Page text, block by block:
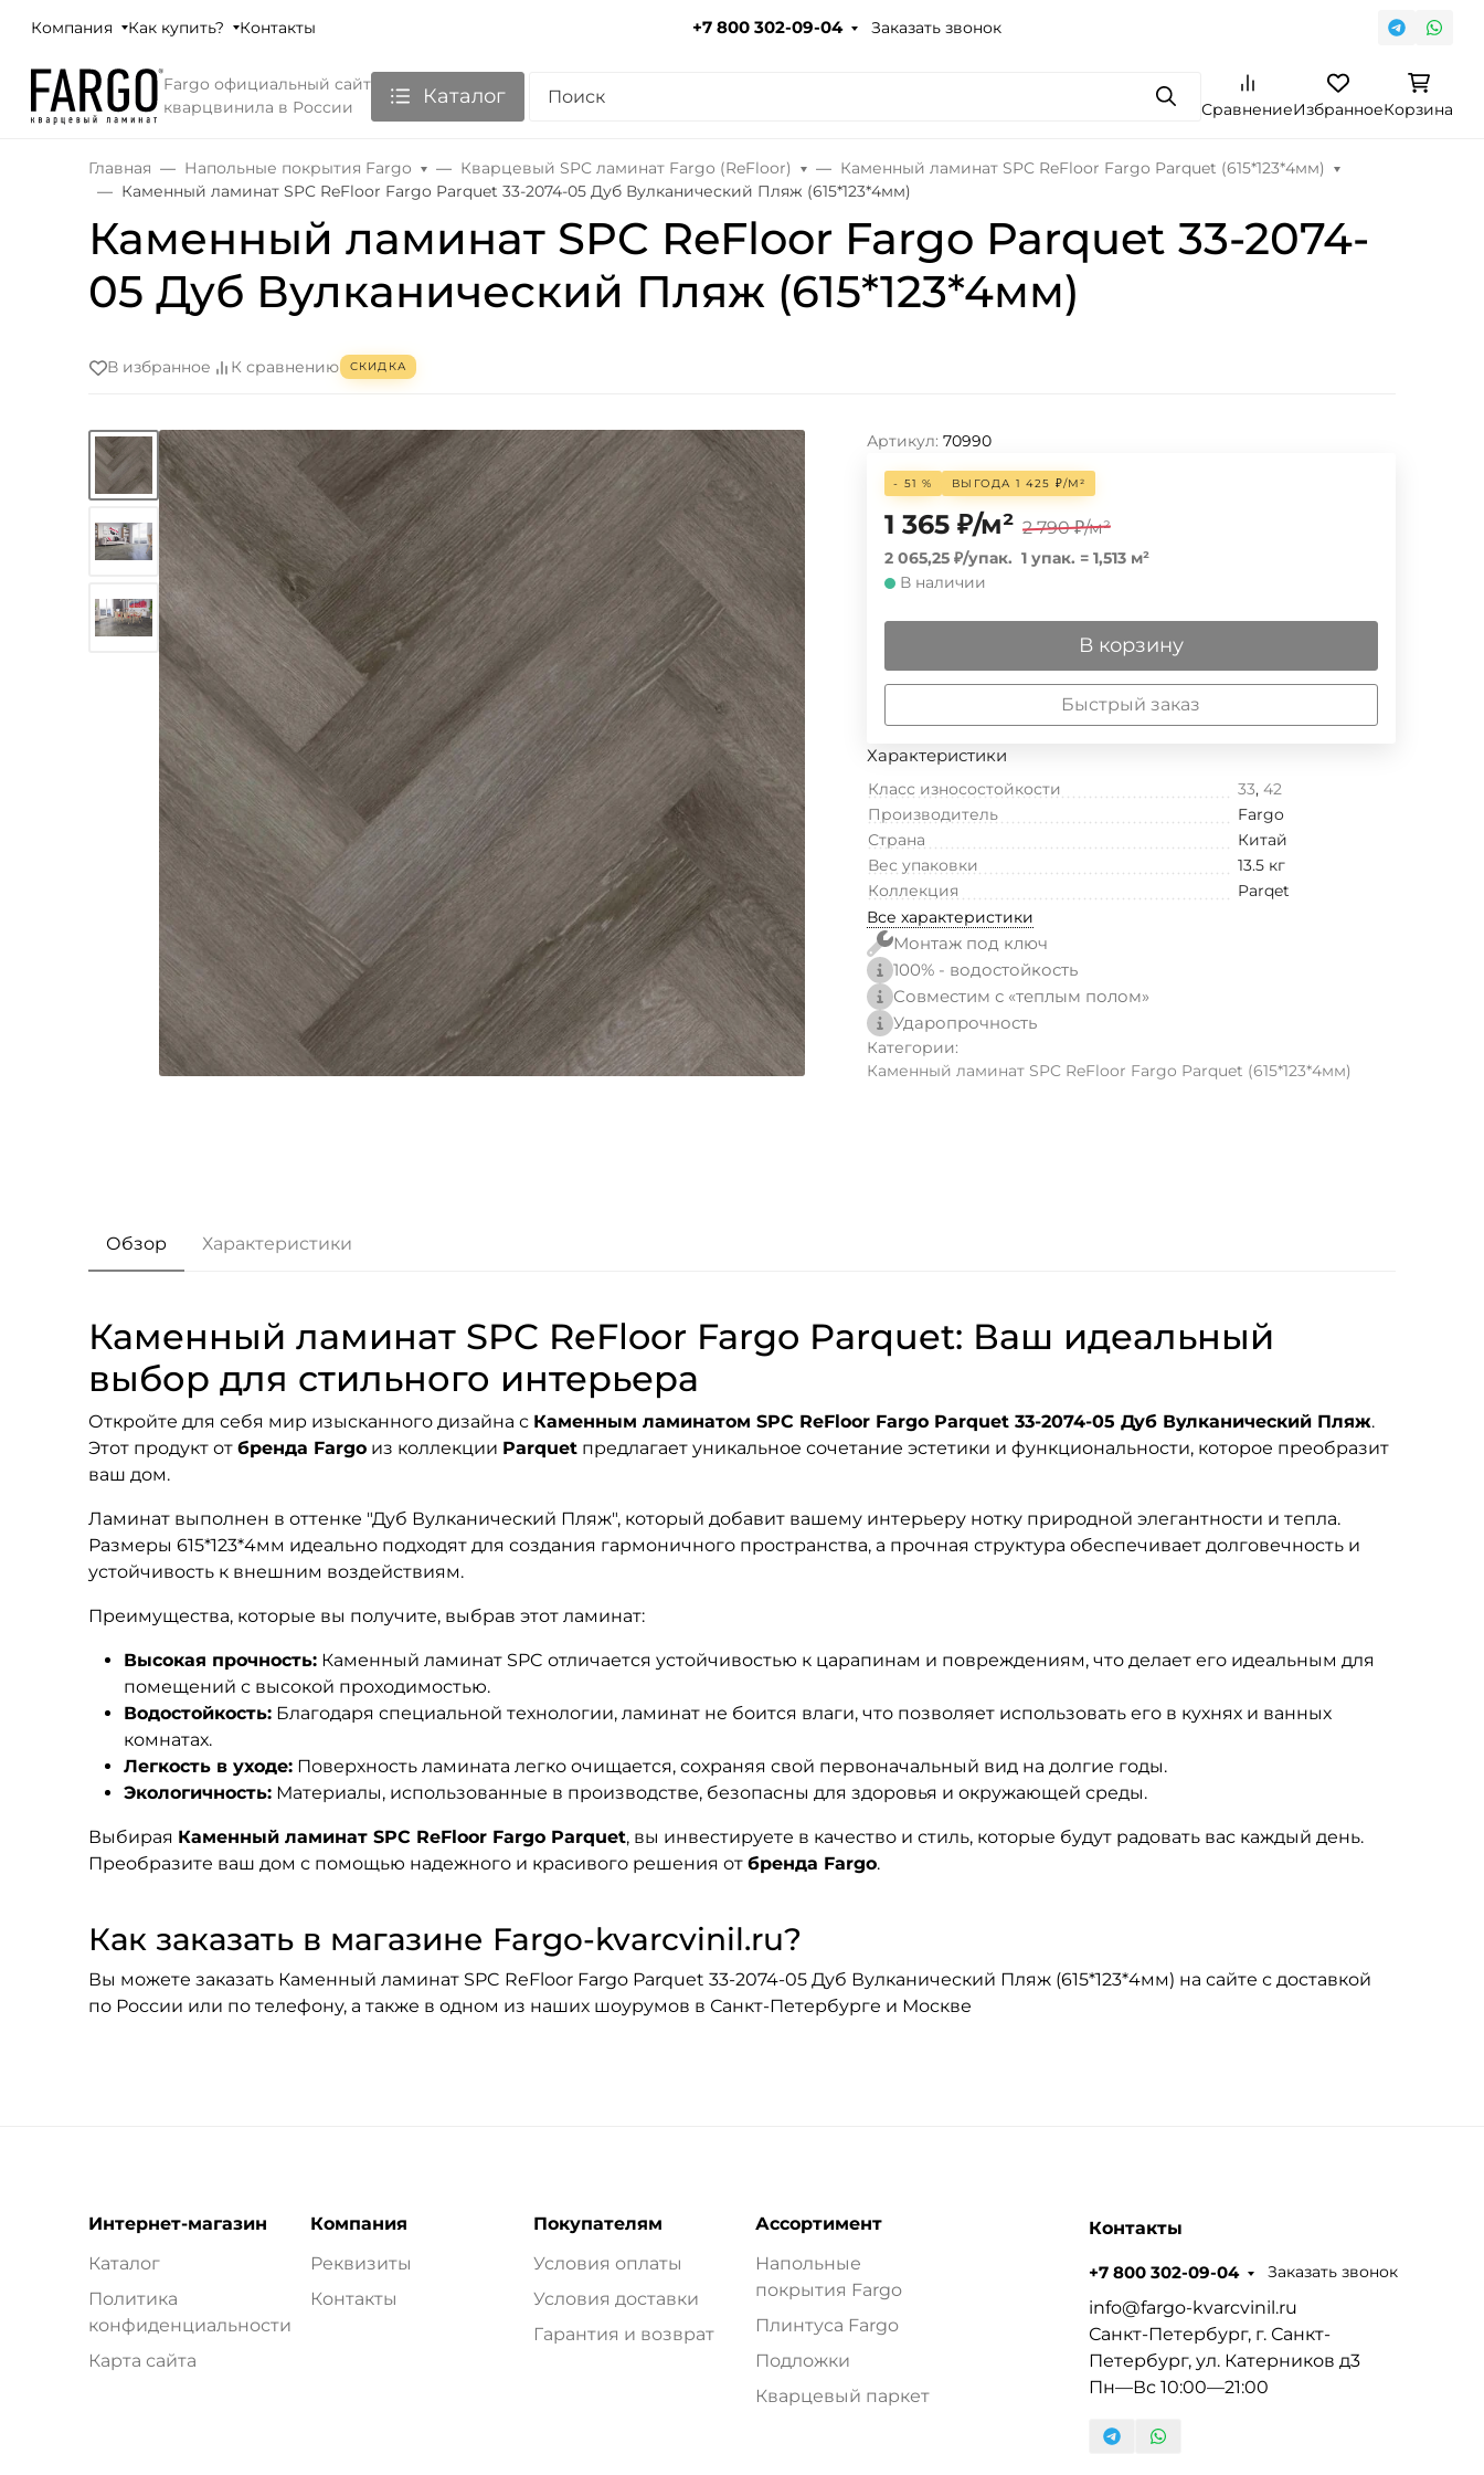
Компания Как купить? Контакты +7 800 302-09-04 Заказать звонок
Fargo официальный сайт
кварцвинила в России
Каталог ПоискСравнениеИзбранноеКорзина
Главная Напольные покрытия Fargo Кварцевый SPC ламинат Fargo (ReFloor)
Каменный ламинат SPC ReFloor Fargo Parquet (615*123*4мм)
Каменный ламинат SPC ReFloor Fargo Parquet 33-2074-05 Дуб Вулканический Пляж (615*123*4мм)
Каменный ламинат SPC ReFloor Fargo Parquet 33-2074-
05 Дуб Вулканический Пляж (615*123*4мм)
В избранное К сравнению СКИДКА
Артикул: 70990
- 51 % ВЫГОДА 1 425 ₽/М²
1 365 ₽/м² 2 790 ₽/м²
2 065,25 ₽/упак. 1 упак. = 1,513 м²
В наличии
В корзину
Быстрый заказ
Характеристики
Класс износостойкости
33, 42
Производитель
Fargo
Страна
Китай
Вес упаковки
13.5 кг
Коллекция
Parqet
Все характеристики
Монтаж под ключ
100% - водостойкость
Совместим с «теплым полом»
Ударопрочность
Категории:
Каменный ламинат SPC ReFloor Fargo Parquet (615*123*4мм)
Обзор Характеристики
Каменный ламинат SPC ReFloor Fargo Parquet: Ваш идеальный
выбор для стильного интерьера
Откройте для себя мир изысканного дизайна с Каменным ламинатом SPC ReFloor Fargo Parquet 33-2074-05 Дуб Вулканический Пляж.
Этот продукт от бренда Fargo из коллекции Parquet предлагает уникальное сочетание эстетики и функциональности, которое преобразит
ваш дом.
Ламинат выполнен в оттенке "Дуб Вулканический Пляж", который добавит вашему интерьеру нотку природной элегантности и тепла.
Размеры 615*123*4мм идеально подходят для создания гармоничного пространства, а прочная структура обеспечивает долговечность и
устойчивость к внешним воздействиям.
Преимущества, которые вы получите, выбрав этот ламинат:
Высокая прочность: Каменный ламинат SPC отличается устойчивостью к царапинам и повреждениям, что делает его идеальным для
помещений с высокой проходимостью.
Водостойкость: Благодаря специальной технологии, ламинат не боится влаги, что позволяет использовать его в кухнях и ванных
комнатах.
Легкость в уходе: Поверхность ламината легко очищается, сохраняя свой первоначальный вид на долгие годы.
Экологичность: Материалы, использованные в производстве, безопасны для здоровья и окружающей среды.
Выбирая Каменный ламинат SPC ReFloor Fargo Parquet, вы инвестируете в качество и стиль, которые будут радовать вас каждый день.
Преобразите ваш дом с помощью надежного и красивого решения от бренда Fargo.
Как заказать в магазине Fargo-kvarcvinil.ru?
Вы можете заказать Каменный ламинат SPC ReFloor Fargo Parquet 33-2074-05 Дуб Вулканический Пляж (615*123*4мм) на сайте с доставкой
по России или по телефону, а также в одном из наших шоурумов в Санкт-Петербурге и Москве
Интернет-магазин
Каталог
Политика
конфиденциальности
Карта сайта
Компания
Реквизиты
Контакты
Покупателям
Условия оплаты
Условия доставки
Гарантия и возврат
Ассортимент
Напольные
покрытия Fargo
Плинтуса Fargo
Подложки
Кварцевый паркет
Контакты
+7 800 302-09-04 Заказать звонок
info@fargo-kvarcvinil.ru
Санкт-Петербург, г. Санкт-
Петербург, ул. Катерников д3
Пн—Вс 10:00—21:00